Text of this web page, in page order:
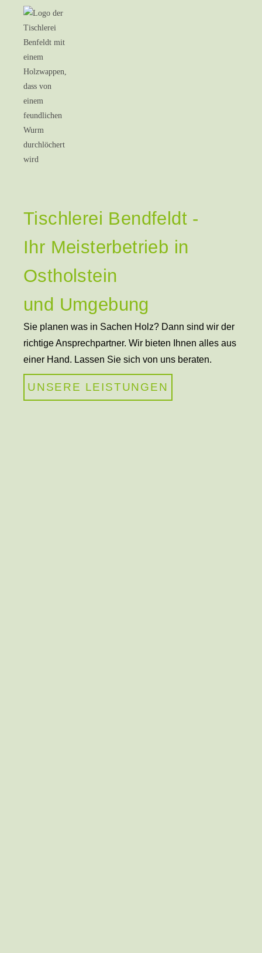
Tischlerei Bendfeldt -
Ihr Meisterbetrieb in
Ostholstein
und Umgebung
Sie planen was in Sachen Holz? Dann sind wir der
richtige Ansprechpartner. Wir bieten Ihnen alles aus
einer Hand. Lassen Sie sich von uns beraten.
UNSERE LEISTUNGEN